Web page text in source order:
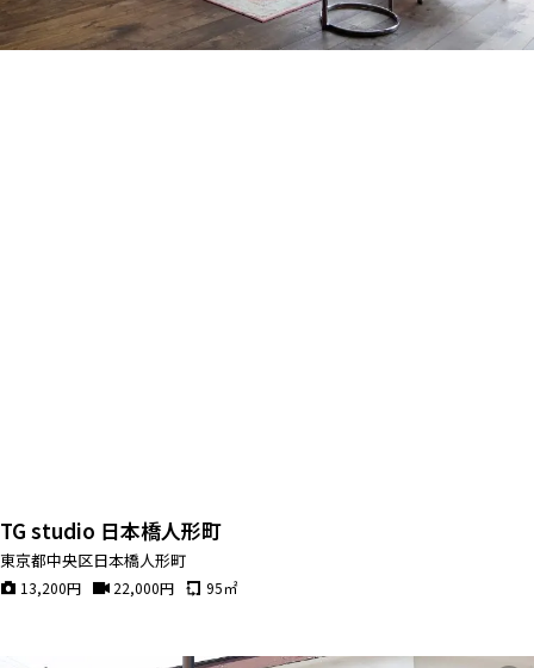
TG studio 日本橋人形町
東京都中央区日本橋人形町
13,200円 22,000円 95㎡